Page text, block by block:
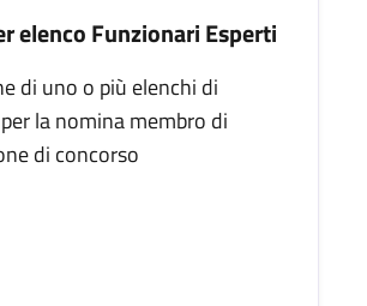
elenco Funzionari Esperti
di uno o più elenchi di
la nomina membro di
di concorso